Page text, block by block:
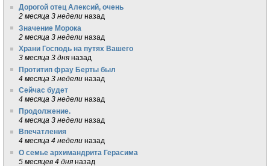
Дорогой отец Алексий, очень
2 месяца 3 недели назад
Значение Морока
2 месяца 3 недели назад
Храни Господь на путях Вашего
3 месяца 3 дня назад
Протитип фрау Берты был
4 месяца 3 недели назад
Сейчас будет
4 месяца 3 недели назад
Продолжение.
4 месяца 3 недели назад
Впечатления
4 месяца 4 недели назад
О семье архимандрита Герасима
5 месяцев 4 дня назад